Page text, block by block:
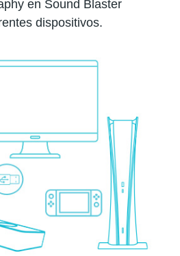
en Sound Blaster
dispositivos.